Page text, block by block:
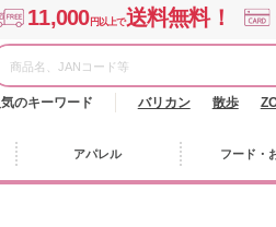
11,000円以上で送料無料！
のキーワード バリカン 散歩
アパレル フード・